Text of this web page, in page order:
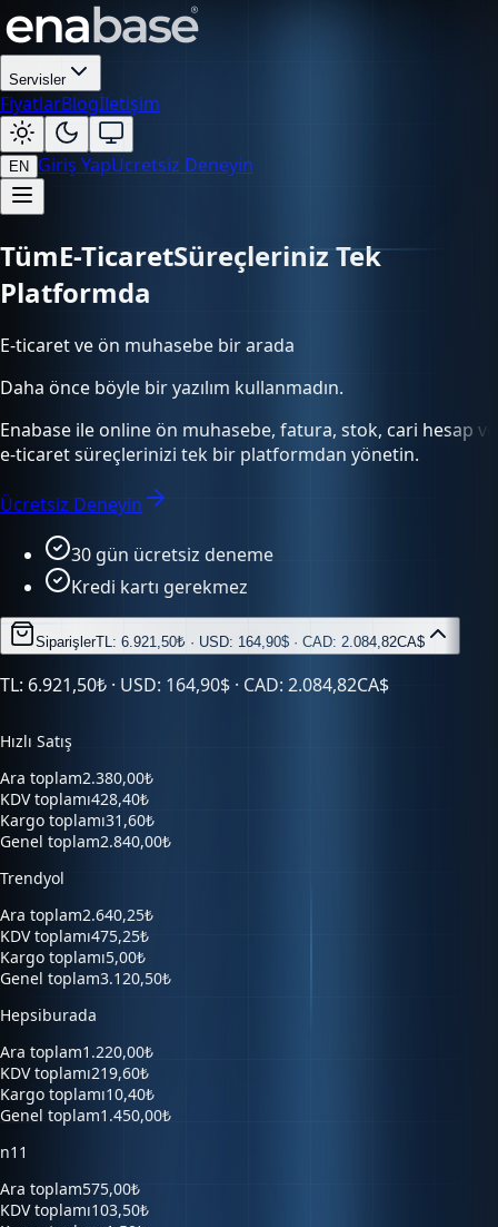
Servisler
FiyatlarBlogİletişim
EN Giriş YapÜcretsiz Deneyin
Tüm Süreçleriniz Tek Platformda
E-ticaret ve ön muhasebe bir arada
Daha önce böyle bir yazılım kullanmadın.
Enabase ile online ön muhasebe, fatura, stok, cari hesap ve
e-ticaret süreçlerinizi tek bir platformdan yönetin.
Ücretsiz Deneyin
30 gün ücretsiz deneme
Kredi kartı gerekmez
TL: 6.921,50₺ · USD: 164,90$ · CAD: 2.084,82CA$
Ara toplam
Kargo toplamı31,60₺
Genel toplam2.840,00₺
Trendyol
Ara toplam
Kargo toplamı5,00₺
Genel toplam3.120,50₺
Hepsiburada
Ara toplam1.220,00₺
Kargo toplamı10,40₺
Genel toplam1.450,00₺
n11
Ara toplam
Kargo toplamı1,50₺
Genel toplam680,00₺